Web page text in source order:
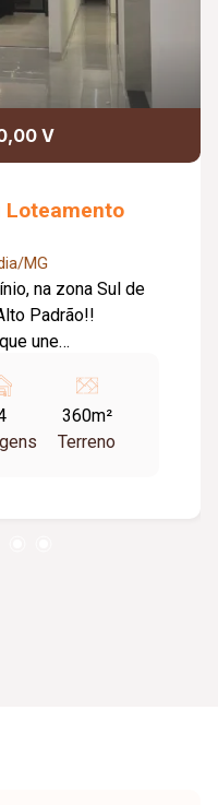
V
Loteamento
MG
na zona Sul de
Padrão!!
une
para quem valoriza
arquitetônico
condicionado
moderno
360m²
Terreno